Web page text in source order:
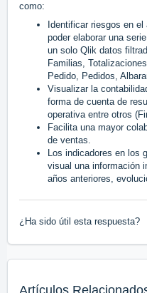
como:
Identificar riesgos en
poder elaborar una
un solo Qlik datos
Familias,
Pedido, Pedidos,
Visualizar la
forma de cuenta de
operativa entre otros
Facilita una mayor
de ventas.
Los indicadores en los
visual una información
años anteriores,
¿Ha sido útil esta respuesta?
Artículos